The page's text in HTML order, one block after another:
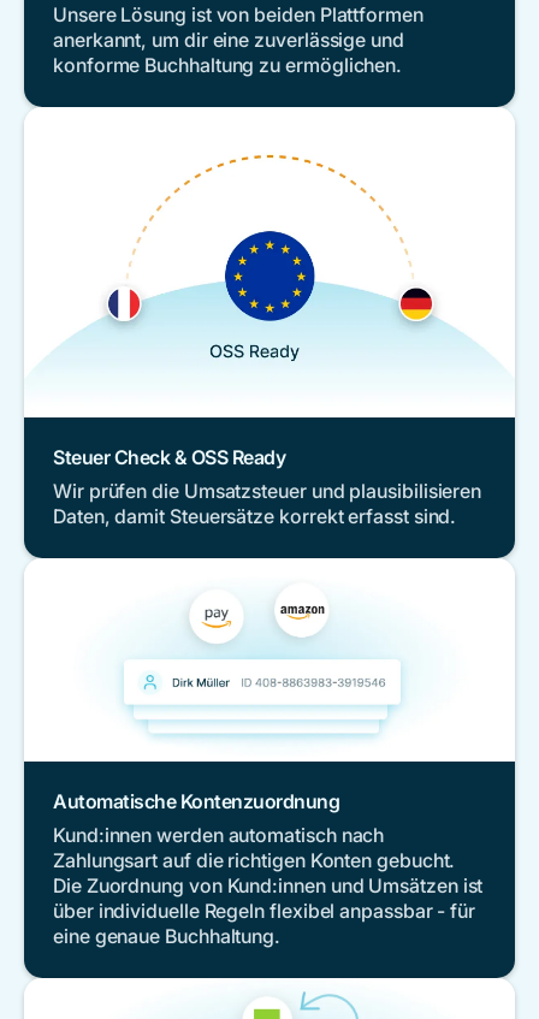
Unsere Lösung ist von beiden Plattformen
anerkannt, um dir eine zuverlässige und
konforme Buchhaltung zu ermöglichen.
Steuer Check & OSS Ready
Wir prüfen die Umsatzsteuer und plausibilisieren
Daten, damit Steuersätze korrekt erfasst sind.
Automatische Kontenzuordnung
Kund:innen werden automatisch nach
Zahlungsart auf die richtigen Konten gebucht.
Die Zuordnung von Kund:innen und Umsätzen ist
über individuelle Regeln flexibel anpassbar - für
eine genaue Buchhaltung.